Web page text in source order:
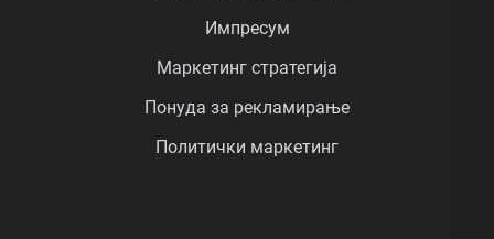
Импресум
Маркетинг стратегија
Понуда за рекламирање
Политички маркетинг